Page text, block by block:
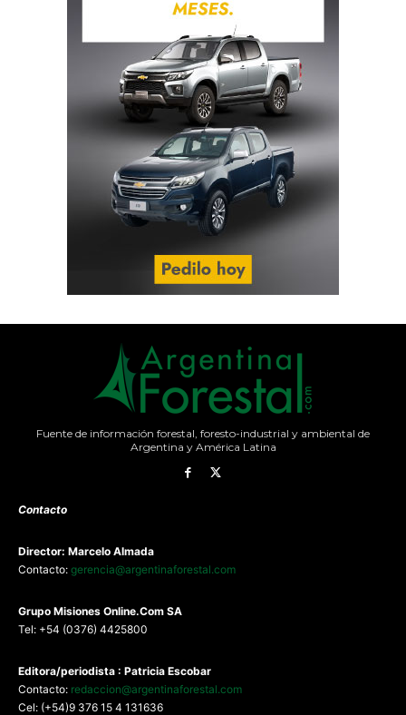
Fuente de información forestal, foresto-industrial y ambiental de
Argentina y América Latina
Contacto
Director: Marcelo Almada
Contacto: gerencia@argentinaforestal.com
Grupo Misiones Online.Com SA
Tel: +54 (0376) 4425800
Editora/periodista : Patricia Escobar
Contacto: redaccion@argentinaforestal.com
Cel: (+54)9 376 15 4 131636